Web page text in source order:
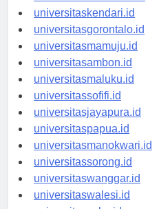
universitasmakassar.id
universitaskendari.id
universitasgorontalo.id
universitasmamuju.id
universitasambon.id
universitasmaluku.id
universitassofifi.id
universitasjayapura.id
universitaspapua.id
universitasmanokwari.id
universitassorong.id
universitaswanggar.id